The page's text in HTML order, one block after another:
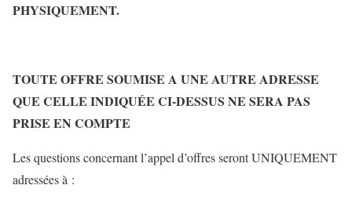
PHYSIQUEMENT.
TOUTE OFFRE SOUMISE A UNE AUTRE ADRESSE
QUE CELLE INDIQUÉE CI-DESSUS NE SERA PAS
PRISE EN COMPTE
Les questions concernant l’appel d’offres seront UNIQUEMENT
adressées à :